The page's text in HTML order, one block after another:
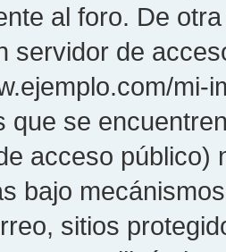
al foro. De
servidor de
mi-
que se
acceso público)
bajo
sitios